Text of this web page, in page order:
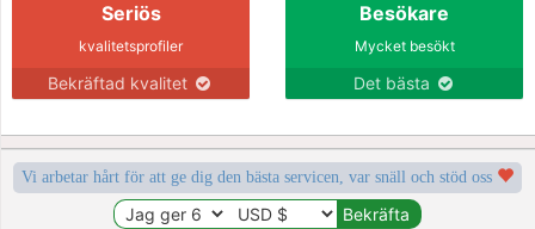
Seriös
kvalitetsprofiler
Bekräftad kvalitet
Besökare
Mycket besökt
Det bästa
Vi arbetar hårt för att ge dig den bästa servicen, var snäll och stöd oss